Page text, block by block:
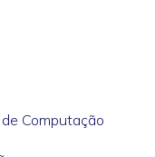
Computação